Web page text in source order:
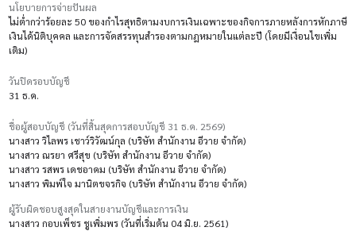
นโยบายการจ่ายปันผล
ไม่ต่ำกว่าร้อยละ 50 ของกำไรสุทธิตามงบการเงินเฉพาะของกิจการภายหลังการหักภาษี
เงินได้นิติบุคคล และการจัดสรรทุนสำรองตามกฎหมายในแต่ละปี (โดยมีเงื่อนไขเพิ่ม
เติม)
วันปิดรอบบัญชี
31 ธ.ค.
ชื่อผู้สอบบัญชี (วันที่สิ้นสุดการสอบบัญชี 31 ธ.ค. 2569)
นางสาว วิไลพร เชาว์วิวัฒน์กุล (บริษัท สำนักงาน อีวาย จำกัด)
นางสาว ณรยา ศรีสุข (บริษัท สำนักงาน อีวาย จำกัด)
นางสาว รสพร เดชอาคม (บริษัท สำนักงาน อีวาย จำกัด)
นางสาว พิมพ์ใจ มานิตขจรกิจ (บริษัท สำนักงาน อีวาย จำกัด)
ผู้รับผิดชอบสูงสุดในสายงานบัญชีและการเงิน
นางสาว กอบเพ็ชร ชูเพิ่มพร (วันที่เริ่มต้น 04 มิ.ย. 2561)